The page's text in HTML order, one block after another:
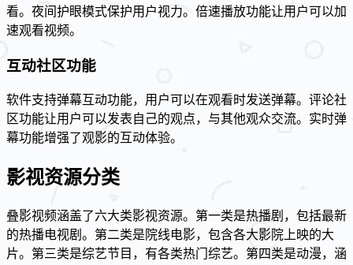
看。夜间护眼模式保护用户视力。倍速播放功能让用户可以加
速观看视频。
互动社区功能
软件支持弹幕互动功能，用户可以在观看时发送弹幕。评论社
区功能让用户可以发表自己的观点，与其他观众交流。实时弹
幕功能增强了观影的互动体验。
影视资源分类
叠影视频涵盖了六大类影视资源。第一类是热播剧，包括最新
的热播电视剧。第二类是院线电影，包含各大影院上映的大
片。第三类是综艺节目，有各类热门综艺。第四类是动漫，涵